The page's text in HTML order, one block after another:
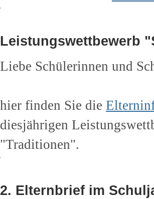
Leistungswettbewerb
Liebe Schülerinnen und
hier finden Sie die
diesjährigen
"Traditionen".
2. Elternbrief im